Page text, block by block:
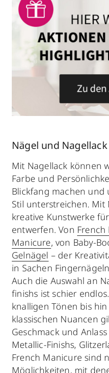
Nägel und Nagellack
Mit Nagellack können
Farbe und
Blickfang machen und
Stil unterstreichen.
kreative Kunstwerke
entwerfen. Von French
Manicure, von Baby-
Gelnägel – der
in Sachen
Auch die Auswahl an
finishs ist schier
knalligen Tönen bis
klassischen Nuancen
Geschmack und
Metallic-Finishs,
French Manicure sind
Möglichkeiten, mit